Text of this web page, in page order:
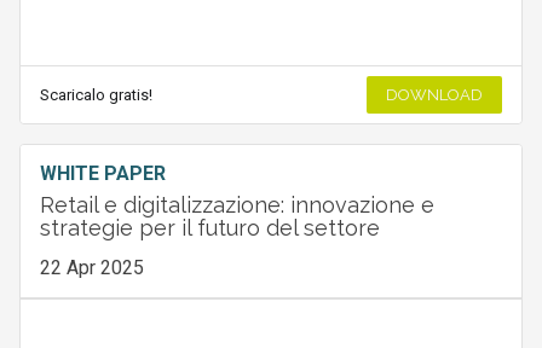
Scaricalo gratis! DOWNLOAD
WHITE PAPER
Retail e digitalizzazione: innovazione e
strategie per il futuro del settore
22 Apr 2025